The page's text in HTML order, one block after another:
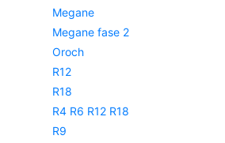
Megane
Megane fase 2
Oroch
R12
R18
R4 R6 R12 R18
R9